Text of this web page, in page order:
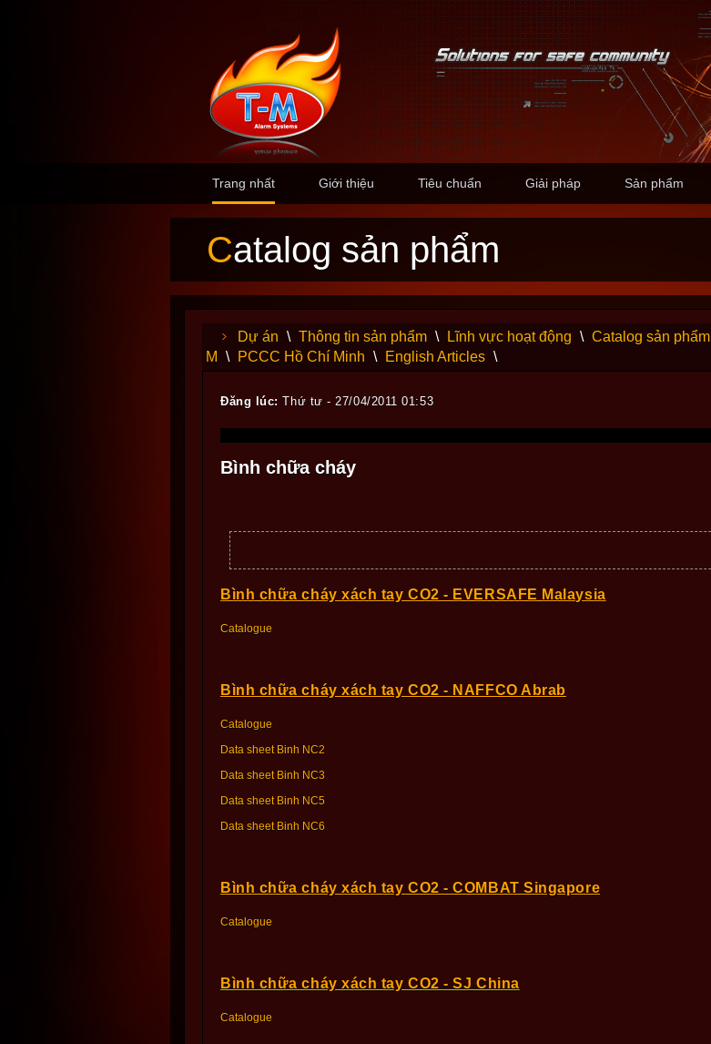
Trang nhất Giới thiệu Tiêu chuẩn Giải pháp Sản phẩm
Catalog sản phẩm
Dự án \ Thông tin sản phẩm \ Lĩnh vực hoạt động \ Catalog sản phẩm
M
\ PCCC Hồ Chí Minh \ English Articles \
Đăng lúc: Thứ tư - 27/04/2011 01:53
Bình chữa cháy
Bình chữa cháy xách tay CO2 - EVERSAFE Malaysia
Catalogue
Bình chữa cháy xách tay CO2 - NAFFCO Abrab
Catalogue
Data sheet Binh NC2
Data sheet Binh NC3
Data sheet Binh NC5
Data sheet Binh NC6
Bình chữa cháy xách tay CO2 - COMBAT Singapore
Catalogue
Bình chữa cháy xách tay CO2 - SJ China
Catalogue